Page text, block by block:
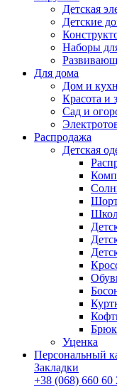
Детская
Детские
Наборы
Для дома
Дом и
Красота и
Сад и
Распродажа
Детская
Уценка
Персональный
Закладки
+38 (068) 660 60